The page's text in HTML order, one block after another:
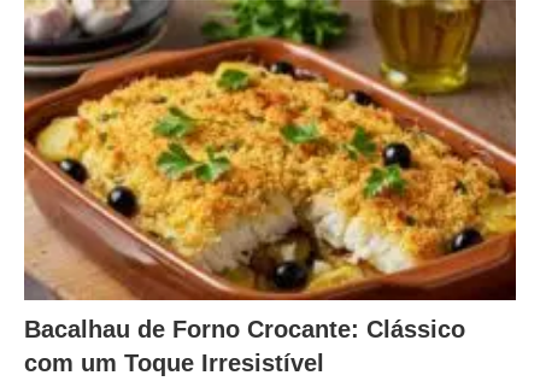
Bacalhau de Forno Crocante: Clássico
com um Toque Irresistível